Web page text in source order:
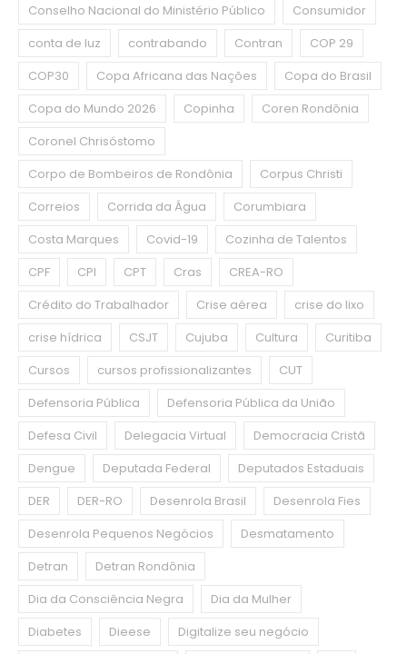
Conselho Nacional do Ministério Público
Consumidor
conta de luz
contrabando Contran
COP 29
COP30
Copa Africana das Nações
Copa do Brasil
Copa do Mundo 2026
Copinha
Coren Rondônia
Coronel Chrisóstomo
Corpo de Bombeiros de Rondônia
Corpus Christi
Correios
Corrida da Água
Corumbiara
Costa Marques
Covid-19
Cozinha de Talentos
CPF
CPI CPT Cras
CREA-RO
Crédito do Trabalhador
Crise aérea
crise do lixo
crise hídrica
CSJT Cujuba Cultura
Curitiba
Cursos
cursos profissionalizantes
CUT
Defensoria Pública
Defensoria Pública da União
Defesa Civil
Delegacia Virtual
Democracia Cristã
Dengue
Deputada Federal
Deputados Estaduais
DER
DER-RO Desenrola Brasil
Desenrola Fies
Desenrola Pequenos Negócios
Desmatamento
Detran
Detran Rondônia
Dia da Consciência Negra
Dia da Mulher
Diabetes
Dieese
Digitalize seu negócio